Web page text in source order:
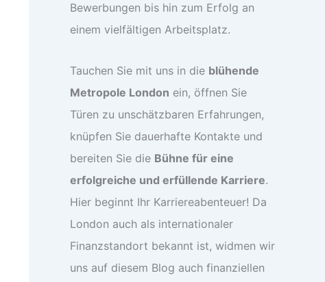
Bewerbungen bis hin zum Erfolg an
einem vielfältigen Arbeitsplatz.
Tauchen Sie mit uns in die blühende
Metropole London ein, öffnen Sie
Türen zu unschätzbaren Erfahrungen,
knüpfen Sie dauerhafte Kontakte und
bereiten Sie die Bühne für eine
erfolgreiche und erfüllende Karriere.
Hier beginnt Ihr Karriereabenteuer! Da
London auch als internationaler
Finanzstandort bekannt ist, widmen wir
uns auf diesem Blog auch finanziellen